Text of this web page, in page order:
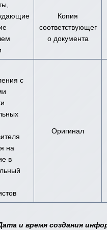
Копия
соответствующег
о документа
с
на
в
Оригинал
и время создания